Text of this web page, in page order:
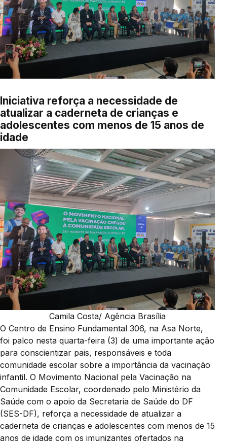
Iniciativa reforça a necessidade de
atualizar a caderneta de crianças e
adolescentes com menos de 15 anos de
idade
Camila Costa/ Agência Brasília
O Centro de Ensino Fundamental 306, na Asa Norte,
foi palco nesta quarta-feira (3) de uma importante ação
para conscientizar pais, responsáveis e toda
comunidade escolar sobre a importância da vacinação
infantil. O Movimento Nacional pela Vacinação na
Comunidade Escolar, coordenado pelo Ministério da
Saúde com o apoio da Secretaria de Saúde do DF
(SES-DF), reforça a necessidade de atualizar a
caderneta de crianças e adolescentes com menos de 15
anos de idade com os imunizantes ofertados na